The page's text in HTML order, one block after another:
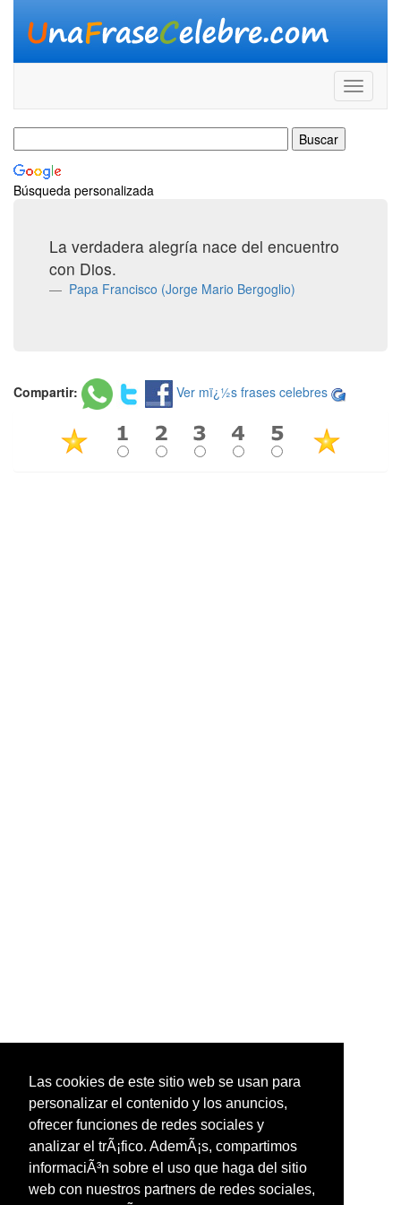
Las cookies de este sitio web se usan para
personalizar el contenido y los anuncios,
ofrecer funciones de redes sociales y
analizar el trÃ¡fico. AdemÃ¡s, compartimos
informaciÃ³n sobre el uso que haga del sitio
web con nuestros partners de redes sociales,
Búsqueda personalizada
La verdadera alegría nace del encuentro
con Dios.
Papa Francisco (Jorge Mario Bergoglio)
Compartir: Ver mï¿½s frases celebres